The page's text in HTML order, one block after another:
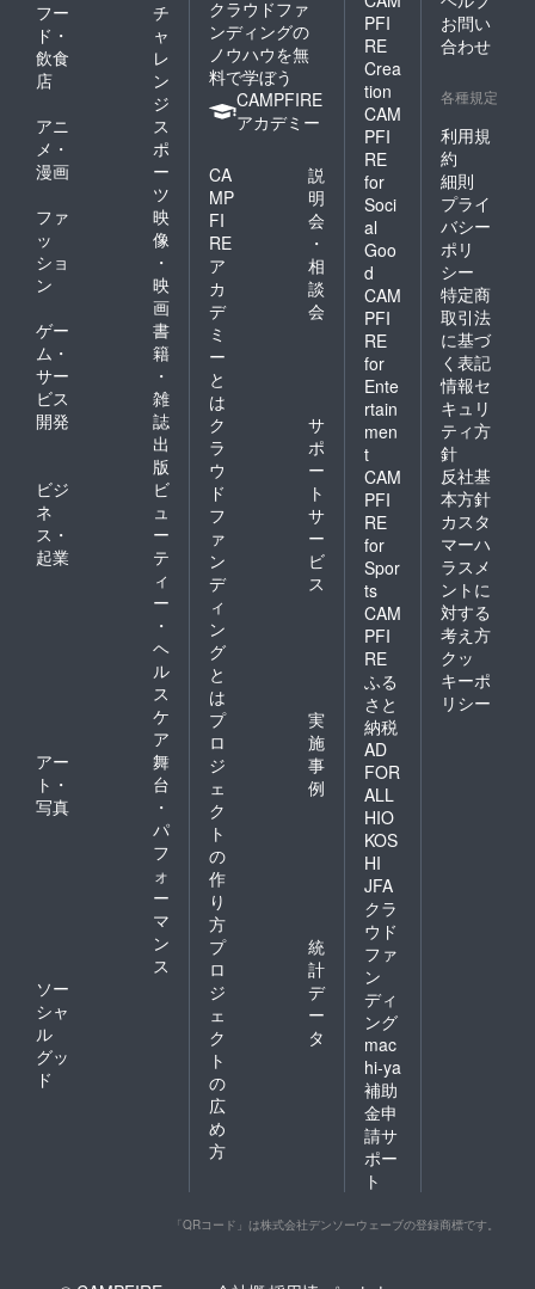
フー
ド・
飲食
店
チ
ャ
レ
ン
ジ
アニ
メ・
漫画
ス
ポ
ー
ツ
ファ
ッ
ショ
ン
映
像
・
映
画
ゲー
ム・
サー
ビス
開発
書
籍
・
雑
誌
出
版
ビジ
ネ
ス・
起業
ビ
ュ
ー
テ
ィ
ー
・
ヘ
ル
ス
ケ
ア
アー
ト・
写真
舞
台
・
パ
フ
ォ
ー
マ
ン
ス
ソー
シャ
ル
グッ
ド
クラウドファ
ンディングの
ノウハウを無
料で学ぼう
CAMPFIRE
アカデミー
CA
MP
FI
RE
ア
カ
デ
ミ
ー
と
は
説
明
会
・
相
談
会
ク
ラ
ウ
ド
フ
ァ
ン
デ
ィ
ン
グ
と
は
サ
ポ
ー
ト
サ
ー
ビ
ス
プ
ロ
ジ
ェ
ク
ト
の
作
り
方
実
施
事
例
プ
ロ
ジ
ェ
ク
ト
の
広
め
方
統
計
デ
ー
タ
PFI
RE
Crea
tion
CAM
PFI
RE
for
Soci
al
Goo
d
CAM
PFI
RE
for
Ente
rtain
men
t
CAM
PFI
RE
for
Spor
ts
CAM
PFI
RE
ふる
さと
納税
AD
FOR
ALL
HIO
KOS
HI
JFA
クラ
ウド
ファ
ン
ディ
ング
mac
hi-ya
補助
金申
請サ
ポー
ト
お問い
合わせ
各種規定
利用規
約
細則
プライ
バシー
ポリ
シー
特定商
取引法
に基づ
く表記
情報セ
キュリ
ティ方
針
反社基
本方針
カスタ
マーハ
ラスメ
ントに
対する
考え方
クッ
キーポ
リシー
「QRコード」は株式会社デンソーウェーブの登録商標です。